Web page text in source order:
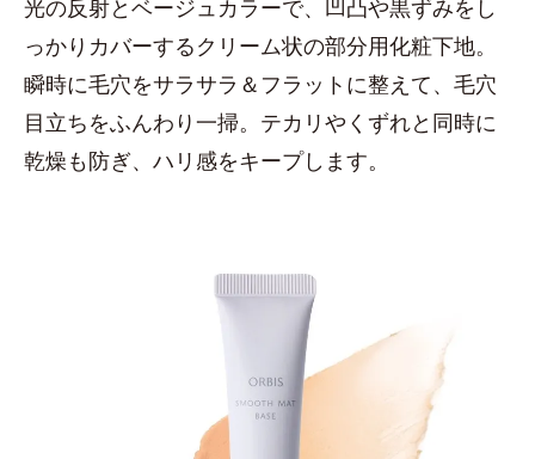
光の反射とベージュカラーで、凹凸や黒ずみをし
っかりカバーするクリーム状の部分用化粧下地。
瞬時に毛穴をサラサラ＆フラットに整えて、毛穴
目立ちをふんわり一掃。テカリやくずれと同時に
乾燥も防ぎ、ハリ感をキープします。